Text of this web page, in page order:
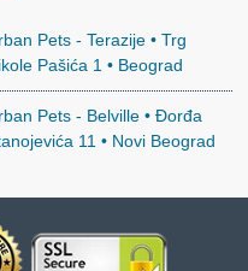
Pets - Terazije • Trg
Pašića 1 • Beograd
Pets - Belville • Đorđa
11 • Novi Beograd